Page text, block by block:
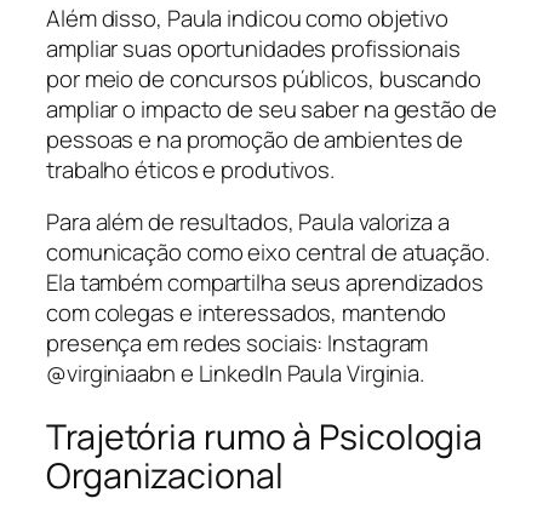
Além disso, Paula indicou como objetivo
ampliar suas oportunidades profissionais
por meio de concursos públicos, buscando
ampliar o impacto de seu saber na gestão de
pessoas e na promoção de ambientes de
trabalho éticos e produtivos.
Para além de resultados, Paula valoriza a
comunicação como eixo central de atuação.
Ela também compartilha seus aprendizados
com colegas e interessados, mantendo
presença em redes sociais: Instagram
@virginiaabn e LinkedIn Paula Virginia.
Trajetória rumo à Psicologia
Organizacional